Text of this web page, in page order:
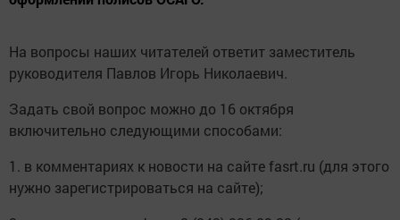
На вопросы наших читателей ответит заместитель
руководителя Павлов Игорь Николаевич.
Задать свой вопрос можно до 16 октября
включительно следующими способами:
1. в комментариях к новости на сайте fasrt.ru (для этого
нужно зарегистрироваться на сайте);